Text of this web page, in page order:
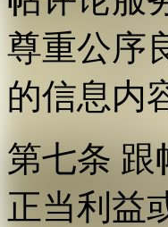
尊重公序
的信息内
第七条 跟
正当利益